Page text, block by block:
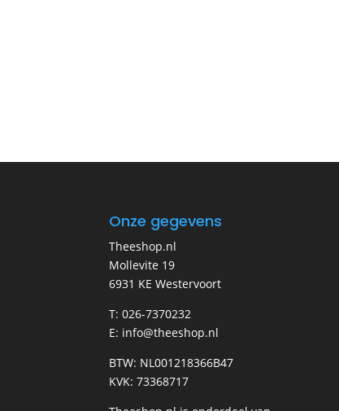
Onze gegevens
Theeshop.nl
Mollevite 19
6931 KE Westervoort
T: 026-7370232
E: info@theeshop.nl
BTW: NL001218366B47
KVK: 73368717